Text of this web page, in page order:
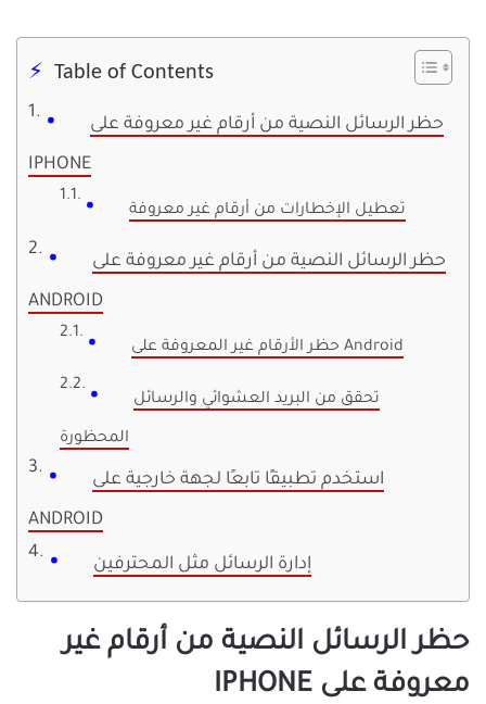
Table of Contents
حظر الرسائل النصية من أرقام غير معروفة على
IPHONE
تعطيل الإخطارات من أرقام غير معروفة
حظر الرسائل النصية من أرقام غير معروفة على
ANDROID
حظر الأرقام غير المعروفة على Android
تحقق من البريد العشوائي والرسائل
المحظورة
استخدم تطبيقًا تابعًا لجهة خارجية على
ANDROID
إدارة الرسائل مثل المحترفين
حظر الرسائل النصية من أرقام غير
معروفة على IPHONE